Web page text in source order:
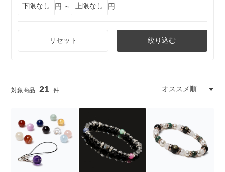
円 ～
円
リセット 絞り込む
21